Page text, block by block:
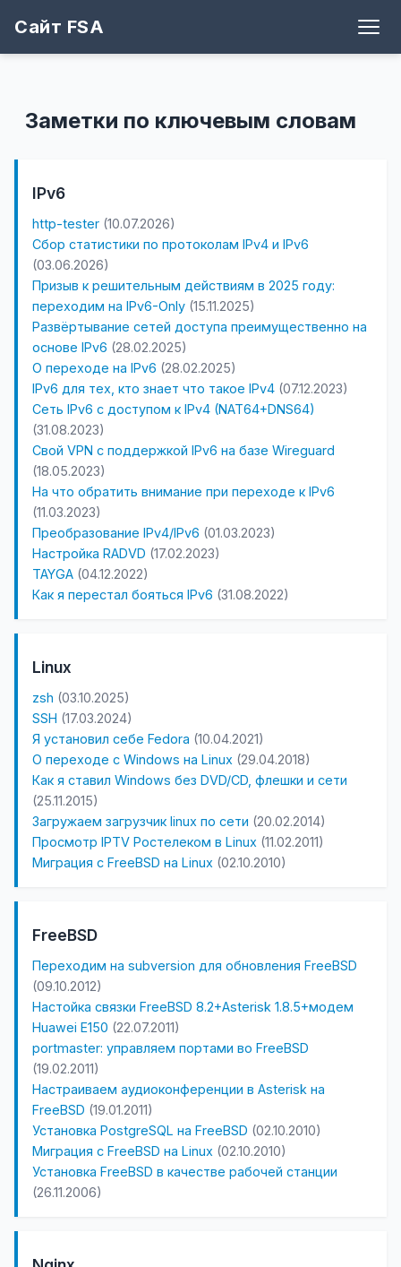
Сайт FSA
Заметки по ключевым словам
IPv6
http-tester (10.07.2026)
Сбор статистики по протоколам IPv4 и IPv6
(03.06.2026)
Призыв к решительным действиям в 2025 году:
переходим на IPv6-Only (15.11.2025)
Развёртывание сетей доступа преимущественно на
основе IPv6 (28.02.2025)
О переходе на IPv6 (28.02.2025)
IPv6 для тех, кто знает что такое IPv4 (07.12.2023)
Сеть IPv6 с доступом к IPv4 (NAT64+DNS64)
(31.08.2023)
Свой VPN с поддержкой IPv6 на базе Wireguard
(18.05.2023)
На что обратить внимание при переходе к IPv6
(11.03.2023)
Преобразование IPv4/IPv6 (01.03.2023)
Настройка RADVD (17.02.2023)
TAYGA (04.12.2022)
Как я перестал бояться IPv6 (31.08.2022)
Linux
zsh (03.10.2025)
SSH (17.03.2024)
Я установил себе Fedora (10.04.2021)
О переходе с Windows на Linux (29.04.2018)
Как я ставил Windows без DVD/CD, флешки и сети
(25.11.2015)
Загружаем загрузчик linux по сети (20.02.2014)
Просмотр IPTV Ростелеком в Linux (11.02.2011)
Миграция с FreeBSD на Linux (02.10.2010)
FreeBSD
Переходим на subversion для обновления FreeBSD
(09.10.2012)
Настойка связки FreeBSD 8.2+Asterisk 1.8.5+модем
Huawei E150 (22.07.2011)
portmaster: управляем портами во FreeBSD
(19.02.2011)
Настраиваем аудиоконференции в Asterisk на
FreeBSD (19.01.2011)
Установка PostgreSQL на FreeBSD (02.10.2010)
Миграция с FreeBSD на Linux (02.10.2010)
Установка FreeBSD в качестве рабочей станции
(26.11.2006)